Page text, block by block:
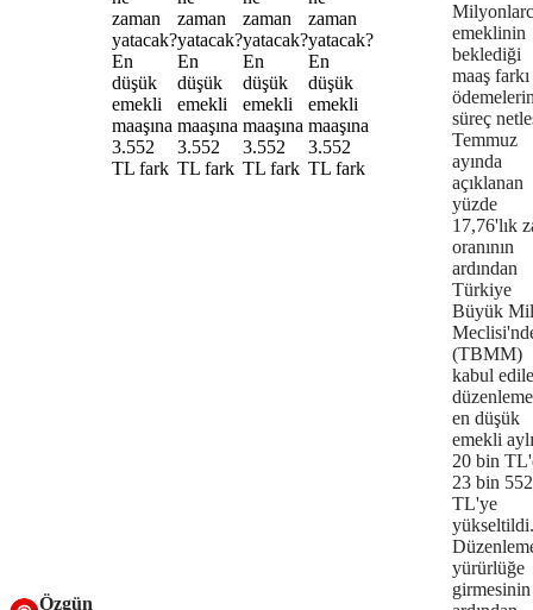
Özgün
emeklinin
beklediği
maaş farkı
süreç
Temmuz
ayında
açıklanan
yüzde
17,76'lık
oranının
ardından
Türkiye
Büyük
(TBMM)
kabul
en düşük
emekli
20 bin
23 bin 552
TL'ye
yükseltildi.
yürürlüğe
girmesinin